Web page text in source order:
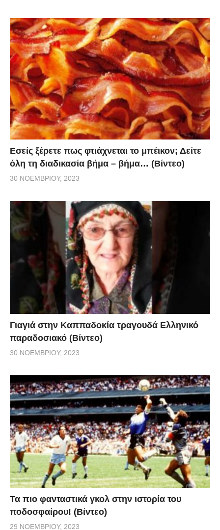
Εσείς ξέρετε πως φτιάχνεται το μπέικον; Δείτε
όλη τη διαδικασία βήμα – βήμα… (Βίντεο)
30 ΝΟΕΜΒΡΊΟΥ, 2023
Γιαγιά στην Καππαδοκία τραγουδά Ελληνικό
παραδοσιακό (Βίντεο)
30 ΝΟΕΜΒΡΊΟΥ, 2023
Τα πιο φανταστικά γκολ στην ιστορία του
ποδοσφαίρου! (Βίντεο)
29 ΝΟΕΜΒΡΊΟΥ, 2023